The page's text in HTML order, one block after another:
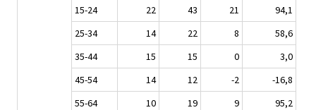
15-24
22 43 21
94,1
25-34
14 22 8
58,6
35-44
15 15 0
3,0
45-54
14 12 -2
-16,8
55-64
10 19 9 95,2